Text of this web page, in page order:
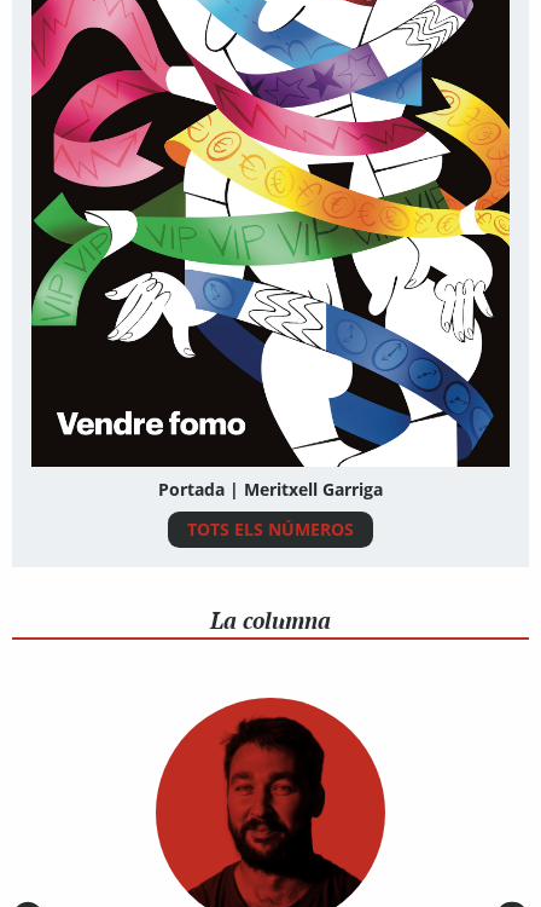
Portada | Meritxell Garriga
TOTS ELS NÚMEROS
La columna